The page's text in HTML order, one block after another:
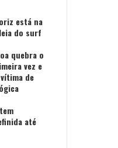
está na
do surf
quebra o
vez e
de
até